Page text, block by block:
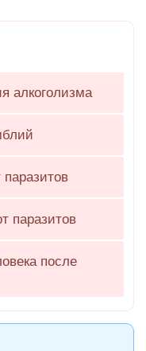
алкоголизма
паразитов
после